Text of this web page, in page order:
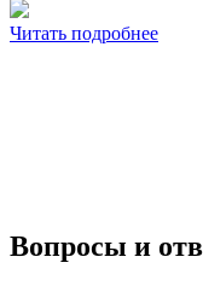
Читать подробнее
Вопросы и